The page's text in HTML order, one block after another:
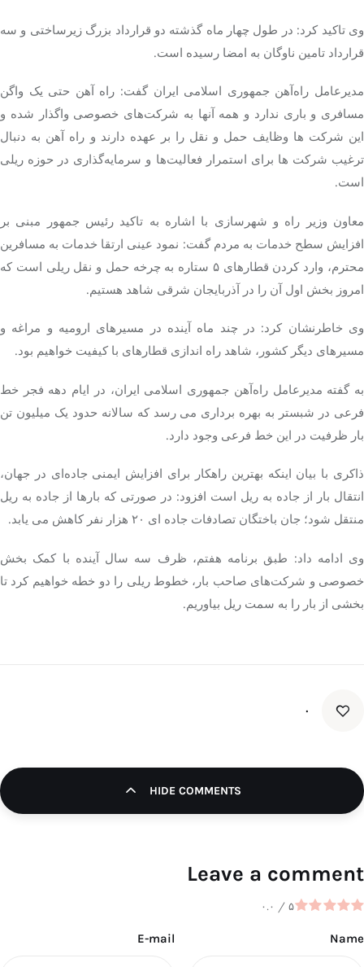
وی تاکید کرد: در طول چهار ماه گذشته دو قرارداد بزرگ زیرساختی و سه
قرارداد تامین ناوگان به امضا رسیده است.
مدیرعامل راه‌آهن جمهوری اسلامی ایران گفت: راه آهن حتی یک واگن
مسافری و باری ندارد و همه آنها به شرکت‌های خصوصی واگذار شده و
این شرکت ها وظایف حمل و نقل را بر عهده دارند و راه آهن به دنبال
ترغیب شرکت ها برای استمرار فعالیت‌ها و سرمایه‌گذاری در حوزه ریلی
است.
معاون وزیر راه و شهرسازی با اشاره به تاکید رئیس جمهور مبنی بر
افزایش سطح خدمات به مردم گفت: نمود عینی ارتقا خدمات به مسافرین
محترم، وارد کردن قطارهای ۵ ستاره به چرخه حمل و نقل ریلی است که
امروز بخش اول آن را در آذربایجان شرقی شاهد هستیم.
وی خاطرنشان کرد: در چند ماه آینده در مسیرهای ارومیه و مراغه و
مسیرهای دیگر کشور، شاهد راه اندازی قطارهای با کیفیت خواهیم بود.
به گفته مدیرعامل راه‌آهن جمهوری اسلامی ایران، در ایام دهه فجر خط
فرعی در شبستر به بهره برداری می رسد که سالانه حدود یک میلیون تن
بار ظرفیت در این خط فرعی وجود دارد.
ذاکری با بیان اینکه بهترین راهکار برای افزایش ایمنی جاده‌ای در جهان،
انتقال بار از جاده به ریل است افزود: در صورتی که بارها از جاده به ریل
منتقل شود؛ جان باختگان تصادفات جاده ای ۲۰ هزار نفر کاهش می یابد.
وی ادامه داد: طبق برنامه هفتم، ظرف سه سال آینده با کمک بخش
خصوصی و شرکت‌های صاحب بار، خطوط ریلی را دو خطه خواهیم کرد تا
بخشی از بار را به سمت ریل بیاوریم.
۰
HIDE COMMENTS
Leave a comment
۰.۰ / ۵
Name
E-mail